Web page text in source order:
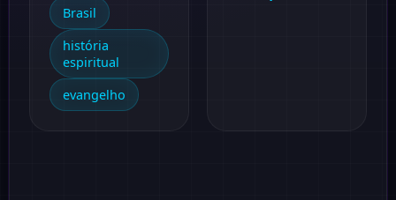
Brasil
história
espiritual
evangelho